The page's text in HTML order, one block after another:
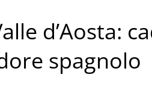
d’Aosta:
spagnolo